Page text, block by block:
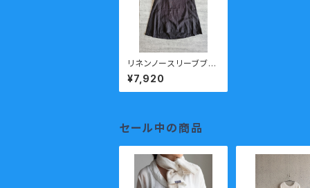
リネンノースリーブブラ
ウス イコール TUT
IE.
¥7,920
セール中の商品